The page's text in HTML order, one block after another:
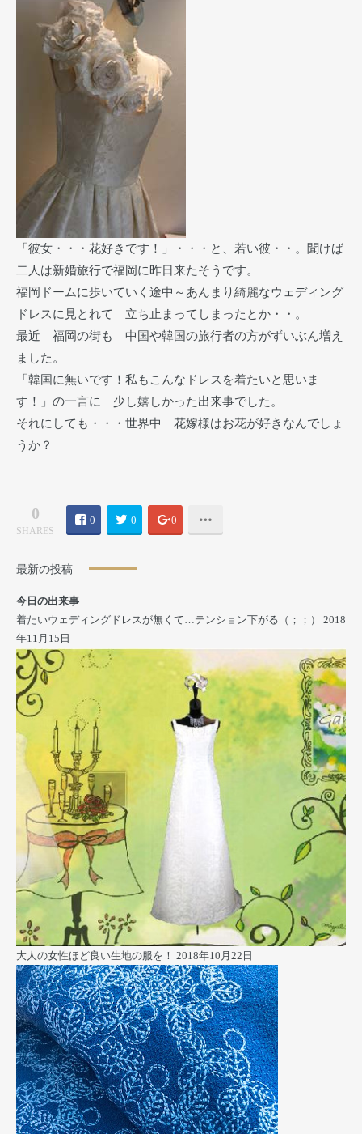
「彼女・・・花好きです！」・・・と、若い彼・・。聞けば
二人は新婚旅行で福岡に昨日来たそうです。
福岡ドームに歩いていく途中～あんまり綺麗なウェディング
ドレスに見とれて 立ち止まってしまったとか・・。
最近 福岡の街も 中国や韓国の旅行者の方がずいぶん増え
ました。
「韓国に無いです！私もこんなドレスを着たいと思いま
す！」の一言に 少し嬉しかった出来事でした。
それにしても・・・世界中 花嫁様はお花が好きなんでしょ
うか？
0
SHARES
0 0 0
最新の投稿
今日の出来事
着たいウェディングドレスが無くて…テンション下がる（；；）
2018
年11月15日
大人の女性ほど良い生地の服を！ 2018年10月22日